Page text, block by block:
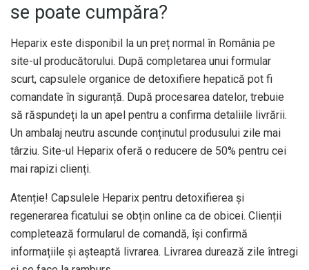
se poate cumpăra?
Heparix este disponibil la un preț normal în România pe
site-ul producătorului. După completarea unui formular
scurt, capsulele organice de detoxifiere hepatică pot fi
comandate în siguranță. După procesarea datelor, trebuie
să răspundeți la un apel pentru a confirma detaliile livrării.
Un ambalaj neutru ascunde conținutul produsului zile mai
târziu. Site-ul Heparix oferă o reducere de 50% pentru cei
mai rapizi clienți.
Atenție! Capsulele Heparix pentru detoxifierea și
regenerarea ficatului se obțin online ca de obicei. Clienții
completează formularul de comandă, își confirmă
informațiile și așteaptă livrarea. Livrarea durează zile întregi